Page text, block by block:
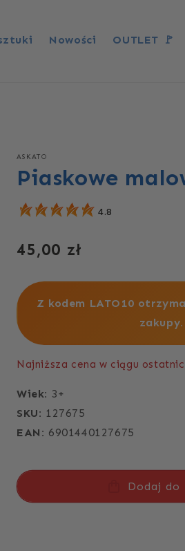
Nowości OUTLET 🚩
ASKATO
Piaskowe
4.8
Cena
45,00 zł
Z kodem LATO10
zakupy.
Najniższa cena w ciągu
Wiek: 3+
SKU: 127675
EAN: 6901440127675
ilość
Zwiększ
ilość
Dodaj do